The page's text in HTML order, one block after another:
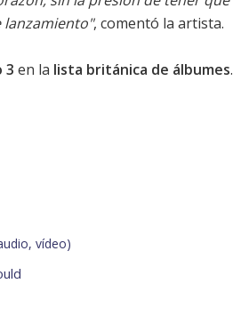
lanzamiento", comentó la artista.
3 en la lista británica de álbumes.
vídeo)